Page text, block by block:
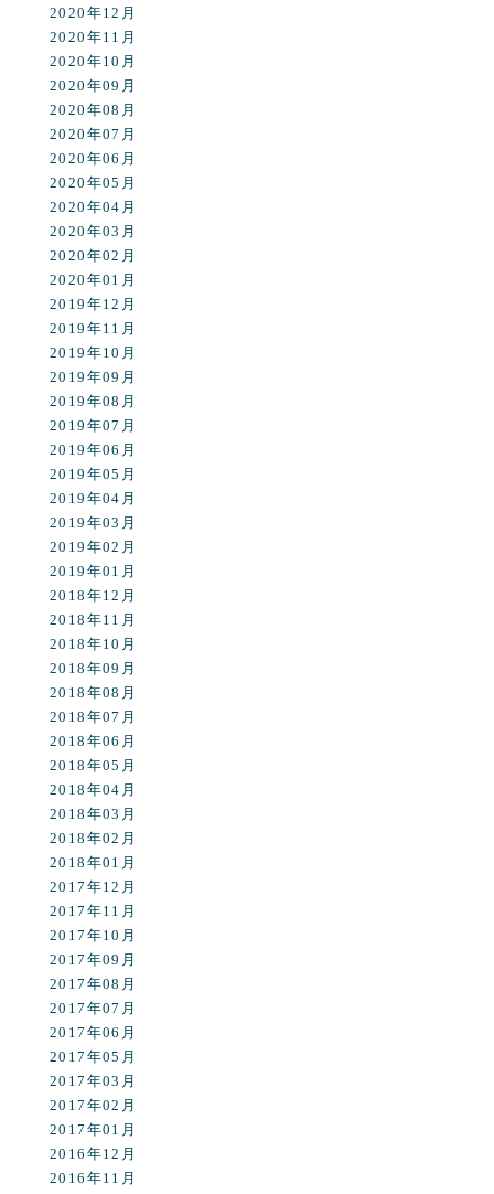
2020年12月
2020年11月
2020年10月
2020年09月
2020年08月
2020年07月
2020年06月
2020年05月
2020年04月
2020年03月
2020年02月
2020年01月
2019年12月
2019年11月
2019年10月
2019年09月
2019年08月
2019年07月
2019年06月
2019年05月
2019年04月
2019年03月
2019年02月
2019年01月
2018年12月
2018年11月
2018年10月
2018年09月
2018年08月
2018年07月
2018年06月
2018年05月
2018年04月
2018年03月
2018年02月
2018年01月
2017年12月
2017年11月
2017年10月
2017年09月
2017年08月
2017年07月
2017年06月
2017年05月
2017年03月
2017年02月
2017年01月
2016年12月
2016年11月